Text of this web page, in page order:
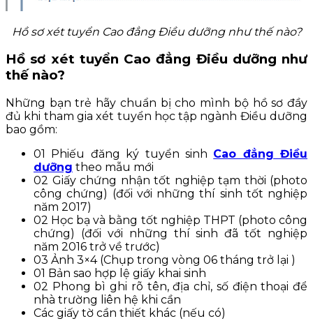
Hồ sơ xét tuyển Cao đẳng Điều dưỡng như thế nào?
Hồ sơ xét tuyển Cao đẳng Điều dưỡng như
thế nào?
Những bạn trẻ hãy chuẩn bị cho mình bộ hồ sơ đầy
đủ khi tham gia xét tuyển học tập ngành Điều dưỡng
bao gồm:
01 Phiếu đăng ký tuyển sinh Cao đẳng Điều
dưỡng theo mẫu mới
02 Giấy chứng nhận tốt nghiệp tạm thời (photo
công chứng) (đối với những thí sinh tốt nghiệp
năm 2017)
02 Học bạ và bằng tốt nghiệp THPT (photo công
chứng) (đối với những thí sinh đã tốt nghiệp
năm 2016 trở về trước)
03 Ảnh 3×4 (Chụp trong vòng 06 tháng trở lại )
01 Bản sao hợp lệ giấy khai sinh
02 Phong bì ghi rõ tên, địa chỉ, số điện thoại để
nhà trường liên hệ khi cần
Các giấy tờ cần thiết khác (nếu có)